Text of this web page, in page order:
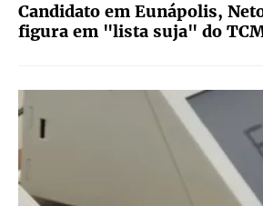
Candidato em Eunápolis,
figura em "lista suja" do